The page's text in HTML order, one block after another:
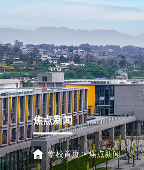
焦点新闻
学校首页 > 焦点新闻